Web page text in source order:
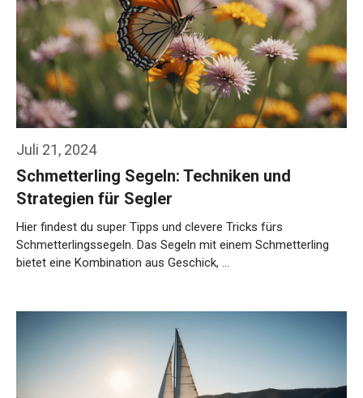
Juli 21, 2024
Schmetterling Segeln: Techniken und
Strategien für Segler
Hier findest du super Tipps und clevere Tricks fürs
Schmetterlingssegeln. Das Segeln mit einem Schmetterling
bietet eine Kombination aus Geschick, …